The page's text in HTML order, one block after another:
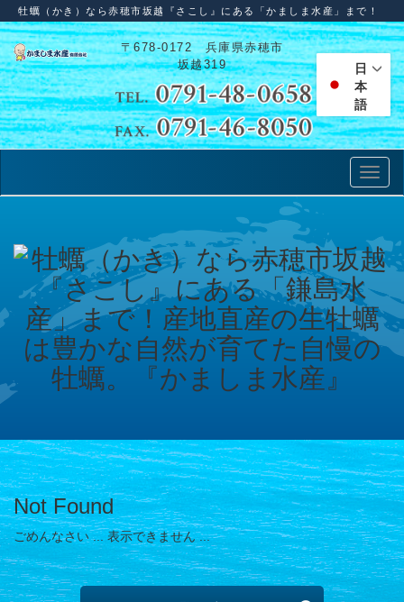
牡蠣（かき）なら赤穂市坂越『さこし』にある「かましま水産」まで！
〒678-0172 兵庫県赤穂市
坂越319
日
本
語
Not Found
ごめんなさい ... 表示できません ...